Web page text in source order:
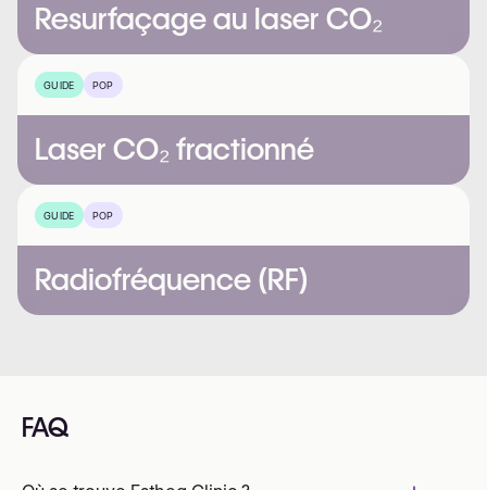
Resurfaçage au laser CO₂
GUIDE POP
Laser CO₂ fractionné
GUIDE POP
Radiofréquence (RF)
FAQ